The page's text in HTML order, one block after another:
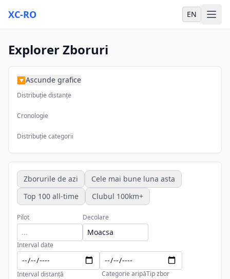
XC-RO EN
Explorer Zboruri
▶Ascunde grafice
Distribuție distanțe
Cronologie
Distribuție categorii
Zborurile de azi
Cele mai bune luna asta
Top 100 all-time
Clubul 100km+
Pilot Decolare
Interval date
Interval distanță Categorie aripăTip zbor